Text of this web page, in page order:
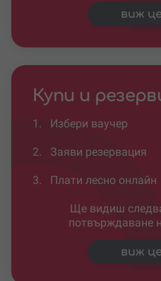
виж
Купи и
1. Избери ваучер
2. Заяви резервация
3. Плати лесно онлайн
Ще видиш
потвърждаване
виж